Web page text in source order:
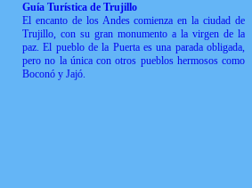
Guía Turística de Trujillo
El encanto de los Andes comienza en la ciudad de
Trujillo, con su gran monumento a la virgen de la
paz. El pueblo de la Puerta es una parada obligada,
pero no la única con otros pueblos hermosos como
Boconó y Jajó.